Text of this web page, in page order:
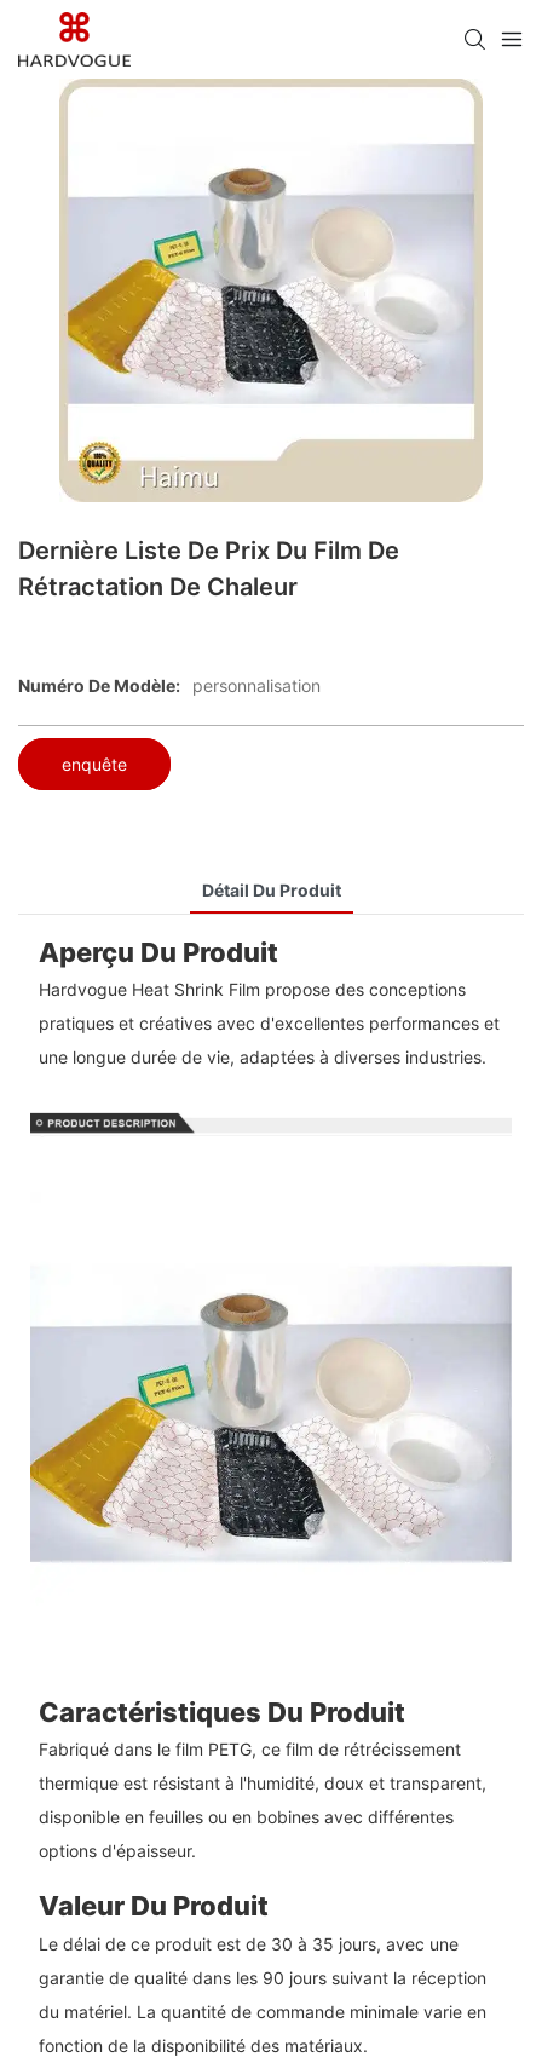
Dernière Liste De Prix Du Film De
Rétractation De Chaleur
Numéro De Modèle: personnalisation
enquête
Détail Du Produit
Aperçu Du Produit
Hardvogue Heat Shrink Film propose des conceptions
pratiques et créatives avec d'excellentes performances et
une longue durée de vie, adaptées à diverses industries.
Caractéristiques Du Produit
Fabriqué dans le film PETG, ce film de rétrécissement
thermique est résistant à l'humidité, doux et transparent,
disponible en feuilles ou en bobines avec différentes
options d'épaisseur.
Valeur Du Produit
Le délai de ce produit est de 30 à 35 jours, avec une
garantie de qualité dans les 90 jours suivant la réception
du matériel. La quantité de commande minimale varie en
fonction de la disponibilité des matériaux.